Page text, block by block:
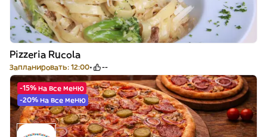
Pizzeria Rucola
Запланировать: 12:00 --
-15% на все меню
-20% на все меню